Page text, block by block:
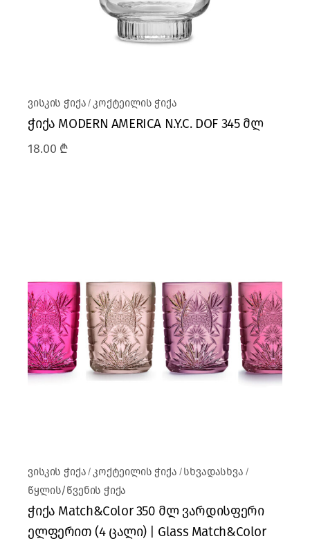
ვისკის ჭიქა კოქტეილის ჭიქა
ჭიქა MODERN AMERICA N.Y.C. DOF 345 მლ
18.00 ₾
ვისკის ჭიქა კოქტეილის ჭიქა
სხვადასხვა
წყლის/წვენის ჭიქა
ჭიქა Match&Color 350 მლ ვარდისფერი
ელფერით (4 ცალი) | Glass Match&Color